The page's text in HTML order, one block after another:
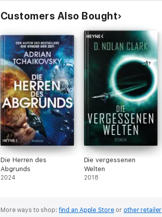
Customers Also Bought
Die Herren des
Abgrunds
2024
Die vergessenen
Welten
2018
More ways to shop:find an Apple Store or other retailer